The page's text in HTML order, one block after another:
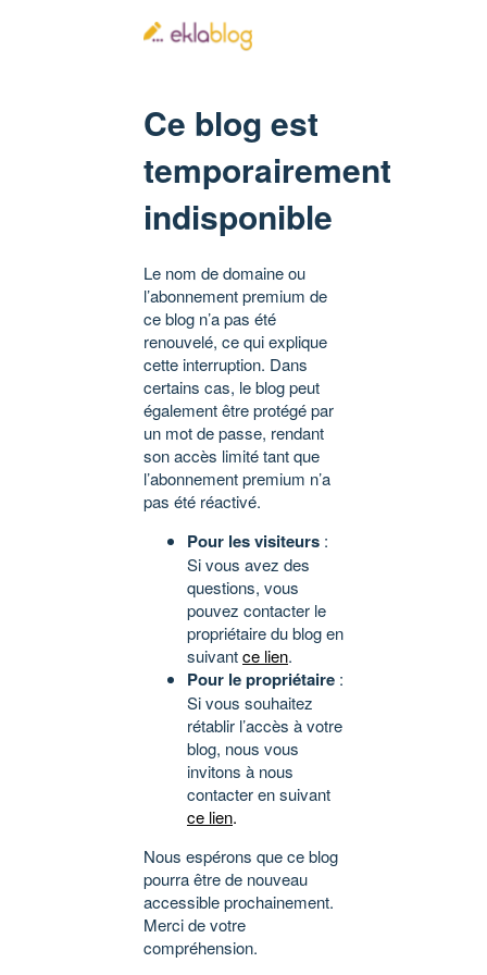
Ce blog est
temporairement
indisponible
Le nom de domaine ou
l’abonnement premium de
ce blog n’a pas été
renouvelé, ce qui explique
cette interruption. Dans
certains cas, le blog peut
également être protégé par
un mot de passe, rendant
son accès limité tant que
l’abonnement premium n’a
pas été réactivé.
Pour les visiteurs :
Si vous avez des
questions, vous
pouvez contacter le
propriétaire du blog en
suivantce lien.
Pour le propriétaire :
Si vous souhaitez
rétablir l’accès à votre
blog, nous vous
invitons à nous
contacter en suivant
ce lien.
Nous espérons que ce blog
pourra être de nouveau
accessible prochainement.
Merci de votre
compréhension.